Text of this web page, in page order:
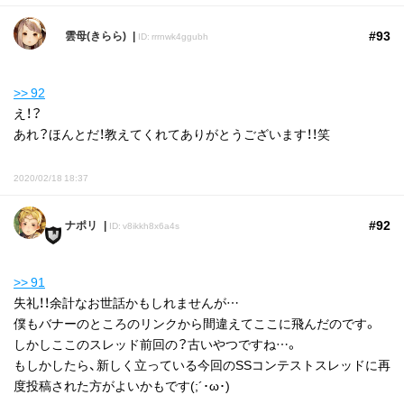
雲母(きらら) ID: rrrnwk4ggubh #93
>> 92
え！？
あれ？ほんとだ！教えてくれてありがとうございます！！笑
2020/02/18 18:37
ナポリ ID: v8ikkh8x6a4s #92
>> 91
失礼！！余計なお世話かもしれませんが…
僕もバナーのところのリンクから間違えてここに飛んだのです。
しかしここのスレッド前回の？古いやつですね…。
もしかしたら、新しく立っている今回のSSコンテストスレッドに再
度投稿された方がよいかもです(;´･ω･)